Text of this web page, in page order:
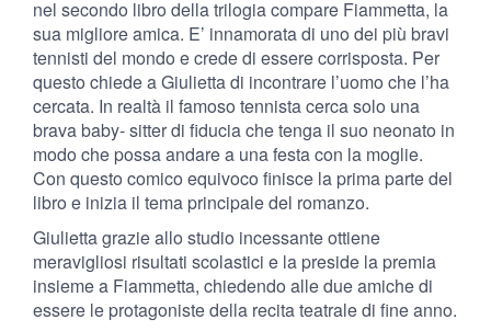
nel secondo libro della trilogia compare Fiammetta, la
sua migliore amica. E’ innamorata di uno dei più bravi
tennisti del mondo e crede di essere corrisposta. Per
questo chiede a Giulietta di incontrare l’uomo che l’ha
cercata. In realtà il famoso tennista cerca solo una
brava baby- sitter di fiducia che tenga il suo neonato in
modo che possa andare a una festa con la moglie.
Con questo comico equivoco finisce la prima parte del
libro e inizia il tema principale del romanzo.
Giulietta grazie allo studio incessante ottiene
meravigliosi risultati scolastici e la preside la premia
insieme a Fiammetta, chiedendo alle due amiche di
essere le protagoniste della recita teatrale di fine anno.